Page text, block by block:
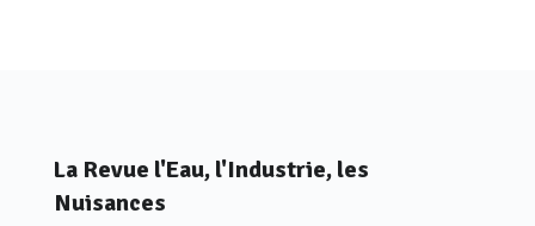
La Revue l'Eau, l'Industrie, les
Nuisances